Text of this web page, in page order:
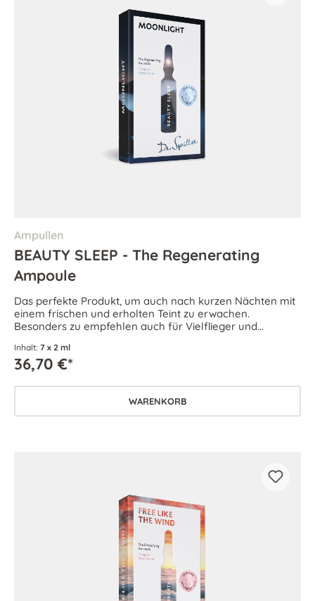
Ampullen
BEAUTY SLEEP - The Regenerating
Ampoule
Das perfekte Produkt, um auch nach kurzen Nächten mit
einem frischen und erholten Teint zu erwachen.
Besonders zu empfehlen auch für Vielflieger und
Tag-Nacht-Rhythmus durch andere Belastungen gestört
ist.
Inhalt: 7 x 2 ml
36,70 €*
WARENKORB